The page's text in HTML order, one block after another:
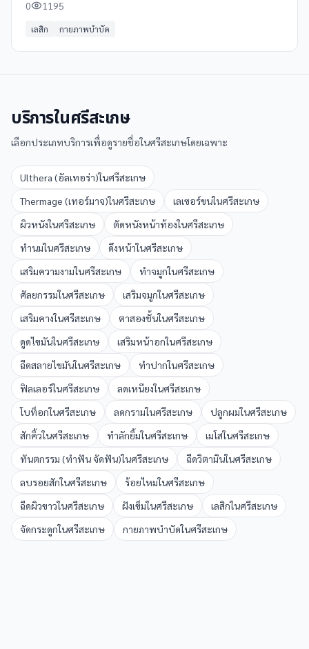
0 1195
เลสิก กายภาพบำบัด
บริการในศรีสะเกษ
เลือกประเภทบริการเพื่อดูรายชื่อในศรีสะเกษโดยเฉพาะ
Ulthera (อัลเทอร่า)ในศรีสะเกษ
Thermage (เทอร์มาจ)ในศรีสะเกษ เลเซอร์ขนในศรีสะเกษ
ผิวหนังในศรีสะเกษ ตัดหนังหน้าท้องในศรีสะเกษ
ทำนมในศรีสะเกษ ดึงหน้าในศรีสะเกษ
เสริมความงามในศรีสะเกษ ทำจมูกในศรีสะเกษ
ศัลยกรรมในศรีสะเกษ เสริมจมูกในศรีสะเกษ
เสริมคางในศรีสะเกษ ตาสองชั้นในศรีสะเกษ
ดูดไขมันในศรีสะเกษ เสริมหน้าอกในศรีสะเกษ
ฉีดสลายไขมันในศรีสะเกษ ทำปากในศรีสะเกษ
ฟิลเลอร์ในศรีสะเกษ ลดเหนียงในศรีสะเกษ
โบท็อกในศรีสะเกษ ลดกรามในศรีสะเกษ ปลูกผมในศรีสะเกษ
สักคิ้วในศรีสะเกษ ทำลักยิ้มในศรีสะเกษ เมโสในศรีสะเกษ
ทันตกรรม (ทำฟัน จัดฟัน)ในศรีสะเกษ ฉีดวิตามินในศรีสะเกษ
ลบรอยสักในศรีสะเกษ ร้อยไหมในศรีสะเกษ
ฉีดผิวขาวในศรีสะเกษ ฝังเข็มในศรีสะเกษ เลสิกในศรีสะเกษ
จัดกระดูกในศรีสะเกษ กายภาพบำบัดในศรีสะเกษ